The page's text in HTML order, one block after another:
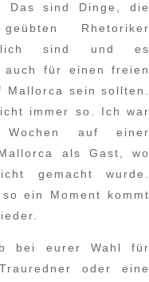
Das sind Dinge, die
Rhetoriker
sind und es
auch für einen freien
Mallorca sein sollten.
immer so. Ich war
auf einer
als Gast, wo
gemacht wurde.
ein Moment kommt
bei eurer Wahl für
oder eine